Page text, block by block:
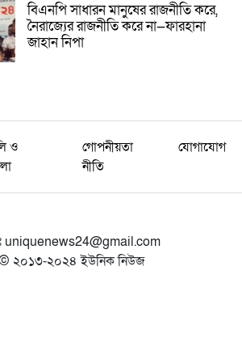
বিএনপি সাধারন মানুষের রাজনীতি করে,
নৈরাজ্যের রাজনীতি করে না—ফারহানা
জাহান নিপা
ও
গোপনীয়তা
নীতি
যোগাযোগ
uniquenews24@gmail.com
© ২০১৩-২০২৪ ইউনিক নিউজ